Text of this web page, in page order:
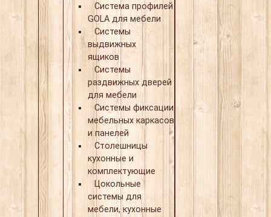
Система профилей
GOLA для мебели
Системы
выдвижных
ящиков
Системы
раздвижных дверей
для мебели
Системы фиксации
мебельных каркасов
и панелей
Столешницы
кухонные и
комплектующие
Цокольные
системы для
мебели, кухонные